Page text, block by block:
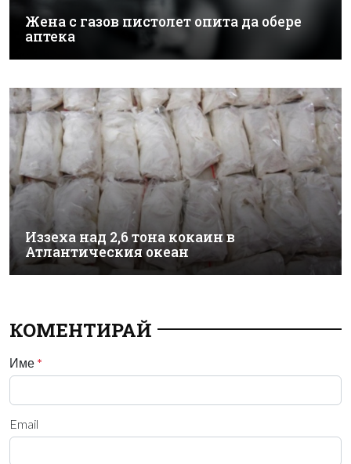
Жена с газов пистолет опита да обере
аптека
Иззеха над 2,6 тона кокаин в
Атлантическия океан
КОМЕНТИРАЙ
Име *
Email